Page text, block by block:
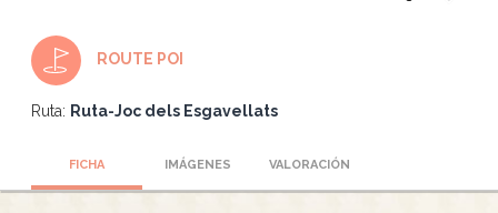
ROUTE POI
Ruta: Ruta-Joc dels Esgavellats
FICHA IMÁGENES VALORACIÓN